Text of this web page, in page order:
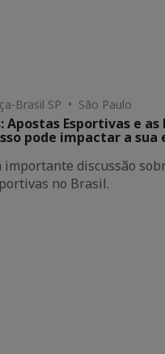
Brasil SP • São Paulo
Apostas Esportivas e
pode impactar a sua
discussão
no Brasil.